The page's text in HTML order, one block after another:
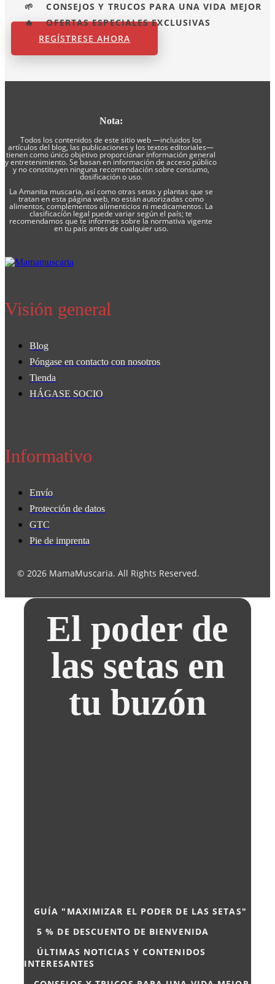
🌱
CONSEJOS Y TRUCOS PARA UNA VIDA MEJOR
🔥
OFERTAS ESPECIALES EXCLUSIVAS
REGÍSTRESE AHORA
Nota:
Todos los contenidos de este sitio web —incluidos los
artículos del blog, las publicaciones y los textos editoriales—
tienen como único objetivo proporcionar información general
y entretenimiento. Se basan en información de acceso público
y no constituyen ninguna recomendación sobre consumo,
dosificación o uso.
La Amanita muscaria, así como otras setas y plantas que se
tratan en esta página web, no están autorizadas como
alimentos, complementos alimenticios ni medicamentos. La
clasificación legal puede variar según el país; te
recomendamos que te informes sobre la normativa vigente
en tu país antes de cualquier uso.
Visión general
Blog
Póngase en contacto con nosotros
Tienda
HÁGASE SOCIO
Informativo
Envío
Protección de datos
GTC
Pie de imprenta
© 2026 MamaMuscaria. All Rights Reserved.
El poder de
las setas en
tu buzón
GUÍA "MAXIMIZAR EL PODER DE LAS SETAS"
5% DE DESCUENTO DE BIENVENIDA
ÚLTIMAS NOTICIAS Y CONTENIDOS
INTERESANTES